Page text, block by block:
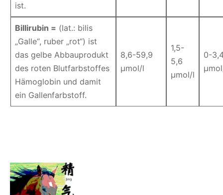
ist.
Billirubin = (lat.: bilis
„Galle“, ruber „rot“) ist
das gelbe Abbauprodukt
des roten Blutfarbstoffes
Hämoglobin und damit
ein Gallenfarbstoff.
8,6-59,9
µmol/l
1,5-
5,6
µmol/l
0-